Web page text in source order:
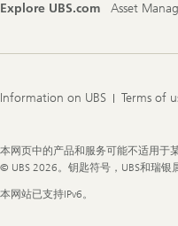
Explore UBS.com
Asset
Information on UBS Terms of
Legal
Information
本网页中的产品和服务可能不适用于
© UBS 2026。钥匙符号，UBS和瑞
本网站已支持IPv6。